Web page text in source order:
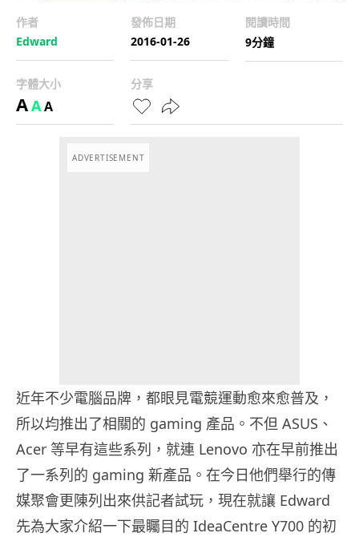
作者
Edward
發佈日期
2016-01-26
閱讀時間
9分鐘
字體大小
AAA
分享
ADVERTISEMENT
近年不少電腦品牌，都眼見電競運動愈來愈普及，
所以均推出了相關的 gaming 產品。不但 ASUS、
Acer 等早有這些系列，就連 Lenovo 亦在早前推出
了一系列的 gaming 新產品。在今日他們舉行的傳
媒聚會更陳列出來供記者試玩，現在就讓 Edward
先為大家介紹一下最矚目的 IdeaCentre Y700 的初